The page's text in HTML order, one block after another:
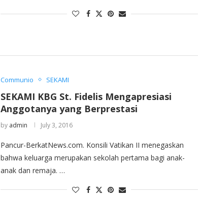
Communio SEKAMI
SEKAMI KBG St. Fidelis Mengapresiasi
Anggotanya yang Berprestasi
by admin July 3, 2016
Pancur-BerkatNews.com. Konsili Vatikan II menegaskan
bahwa keluarga merupakan sekolah pertama bagi anak-
anak dan remaja. …